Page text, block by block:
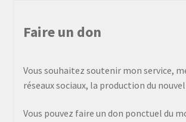
Faire un don
Vous souhaitez soutenir mon service,
réseaux sociaux, la production du
Vous pouvez faire un don ponctuel du